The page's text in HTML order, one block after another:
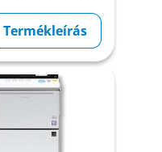
Termékleírás